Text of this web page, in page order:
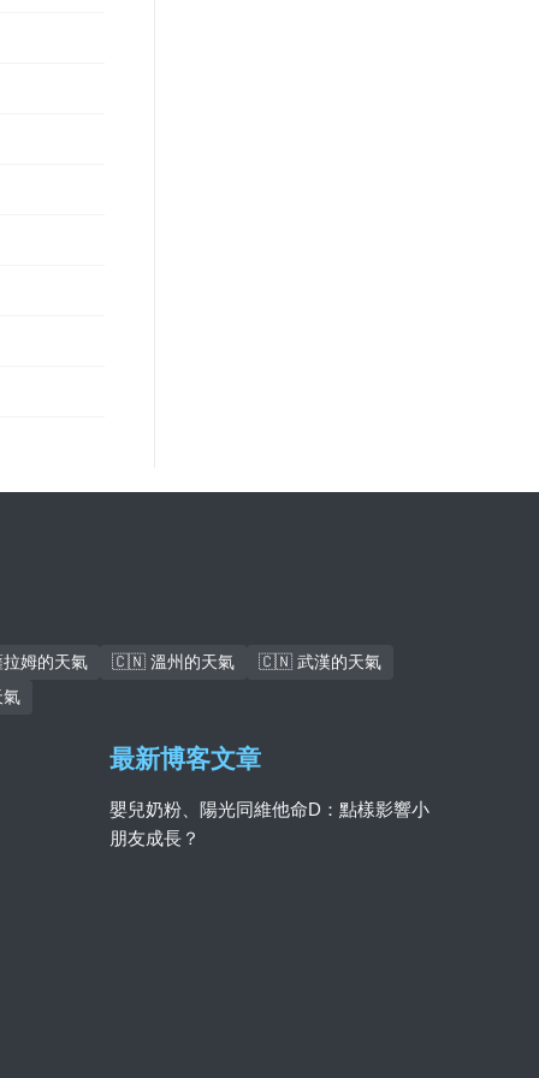
姆的天氣 🇨🇳 溫州的天氣
🇨🇳 武漢的天氣
最新博客文章
嬰兒奶粉、陽光同維他命D：點樣影響小
朋友成長？